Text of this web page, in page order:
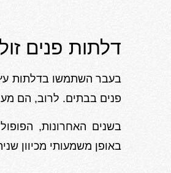
דלתות פנים
בעבר השתמשו בדלתות
פנים בבתים. לרוב, הם
בשנים האחרונות,
באופן משמעותי מכיוון